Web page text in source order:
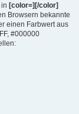
[color=][/color]
Browsern bekannte
einen Farbwert aus
#000000